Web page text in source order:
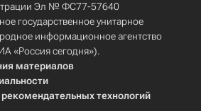
Эл № ФС77-57640
государственное унитарное
информационное агентство
«Россия сегодня»).
материалов
технологий